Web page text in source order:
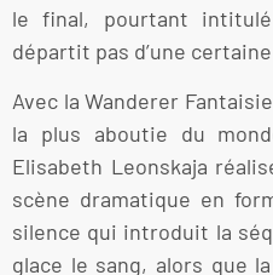
le final, pourtant
départit pas d’une
Avec la Wanderer
la plus aboutie du
Elisabeth Leonskaja
scène dramatique en
silence qui introduit la
glace le sang, alors que